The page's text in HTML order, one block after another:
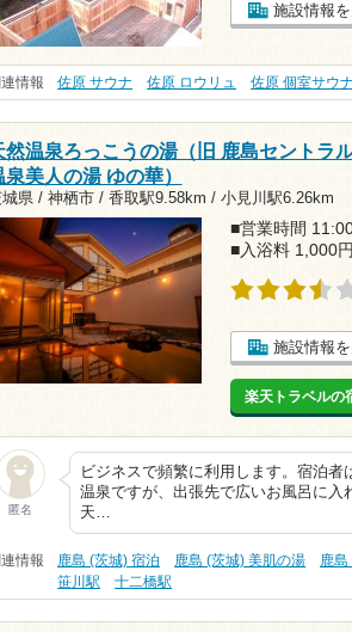
施設情報
情報 佐原 サウナ 佐原 ロウリュ 佐原 個室サウナ
然温泉ろっこうの湯（旧 鹿島セントラ
泉美人の湯 ゆの華）
城県 / 神栖市 / 香取駅9.58km / 小見川駅6.26km
■営業時間
■入浴料 1,000
施設情報
楽天トラベルの
匿名
ビジネスで頻繁に利用します。宿泊
温泉ですが、出張先で広いお風呂に
天…
情報 鹿島 (茨城) 宿泊 鹿島 (茨城) 美肌の湯 鹿島
笹川駅
十二橋駅